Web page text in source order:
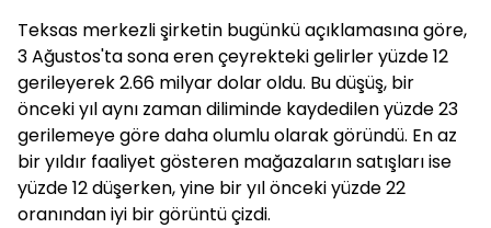
Teksas merkezli şirketin bugünkü açıklamasına göre,
3 Ağustos'ta sona eren çeyrekteki gelirler yüzde 12
gerileyerek 2.66 milyar dolar oldu. Bu düşüş, bir
önceki yıl aynı zaman diliminde kaydedilen yüzde 23
gerilemeye göre daha olumlu olarak göründü. En az
bir yıldır faaliyet gösteren mağazaların satışları ise
yüzde 12 düşerken, yine bir yıl önceki yüzde 22
oranından iyi bir görüntü çizdi.